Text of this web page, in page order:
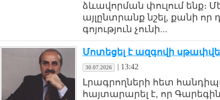
ձևավորման փուլում ենք։
այլընտրանք նշել, քանի
գոյություն չունի...
Մոտեցել է ազգովի
30.07.2026 | 13:42
Լրագրողների հետ
հայտարարել է, որ